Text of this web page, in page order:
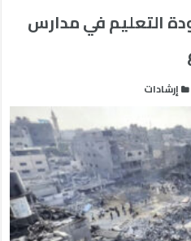
التعليم في مدارس
إرشادات